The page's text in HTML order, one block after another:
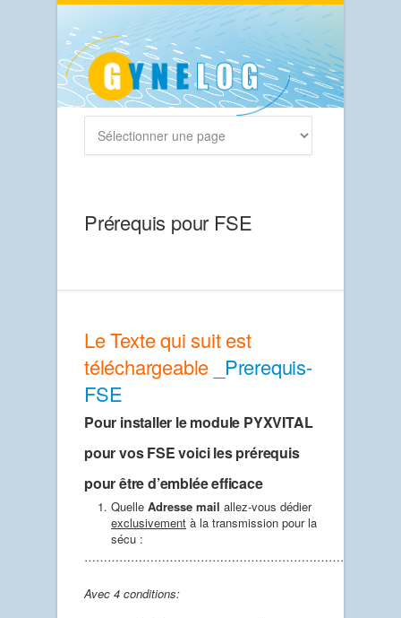
Prérequis pour FSE
Le Texte qui suit est
téléchargeable
_Prerequis-
FSE
Pour installer le module PYXVITAL
pour vos FSE voici les prérequis
pour être d’emblée efficace
Quelle Adresse mail allez-vous dédier
exclusivement à la transmission pour la
sécu :
………………………………………………………………
Avec 4 conditions: